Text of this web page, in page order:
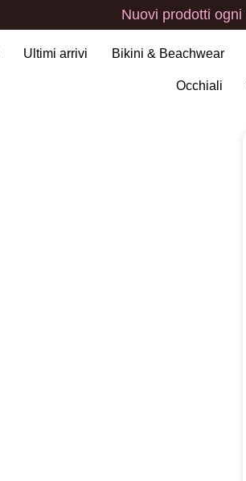
Nuovi prodotti ogni
Ultimi arrivi Bikini & Beachwear
Occhiali